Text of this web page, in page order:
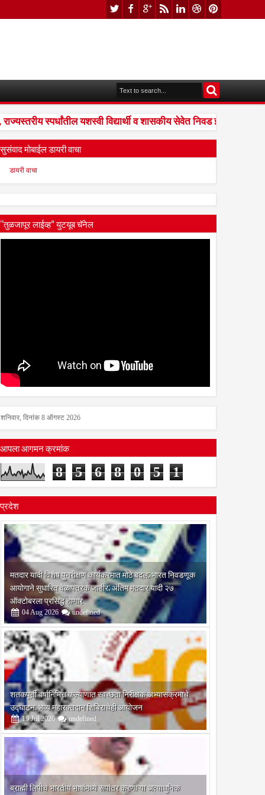
स्पर्धांतील यशस्वी विद्यार्थी व शासकीय सेवेत निवड झालेल्यांना
सुसंवाद मोबाईल डायरी वाचा
डायरी वाचा
“तुळजापूर लाईव्ह” युटयूब चॅनेल
शनिवार, दिनांक 8 ऑगस्ट 2026
आपला आगमन क्रमांक
8 5 6 8 0 5 1
प्रदेश
मतदार यादी विशेष पुनरीक्षण कार्यक्रमात मोठे बदल; भारत निवडणूक
आयोगाने सुधारित वेळापत्रक जाहीर; अंतिम मतदार यादी २७
ऑक्टोबरला प्रसिद्ध होणार
04 Aug 2026 undefined
शतकपूर्ती वर्षानिमित्त कल्याणात स्वच्छता निरीक्षक अभ्यासक्रमाचे
उद्घाटन; भव्य महारक्तदान शिबिराचेही आयोजन
19 Jul 2026 undefined
ब्राह्मी लिपीचे भारतीय भाषांमध्ये रूपांतर करणाऱ्या अत्याधुनिक